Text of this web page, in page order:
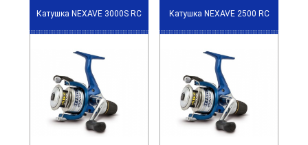
Катушка NEXAVE 3000S RC Катушка NEXAVE 2500 RC